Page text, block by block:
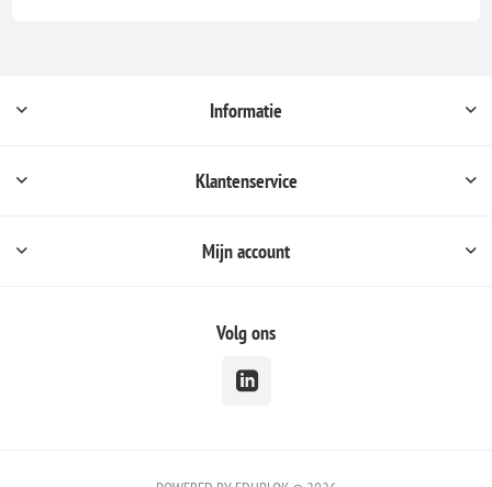
Informatie
Klantenservice
Mijn account
Volg ons